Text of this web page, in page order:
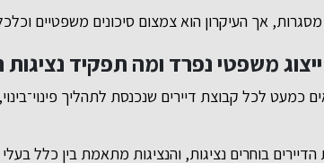
אך העיקרון הוא צמצום סיכונים משפטיים
משפטי נפרד ומה תפקיד נציגות
כמעט לכל קבוצת דיירים שנכנסת לתהליך
בוחרים נציגות, והנציגות מתאמת בין כלל